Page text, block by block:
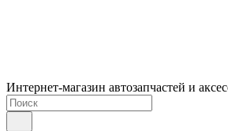
Интернет-магазин автозапчастей и